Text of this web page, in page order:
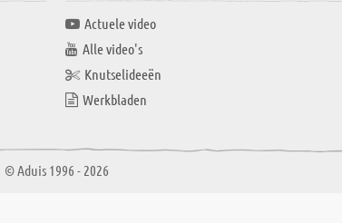
Actuele video
Alle video's
Knutselideeën
Werkbladen
© Aduis 1996 - 2026